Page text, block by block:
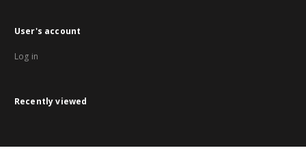
User's account
Log in
Recently viewed